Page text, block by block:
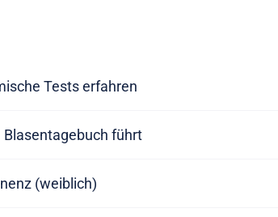
Tests erfahren
führt
(weiblich)